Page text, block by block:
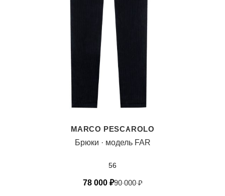
MARCO PESCAROLO
Брюки · модель FAR
56
78 000 ₽90 000₽